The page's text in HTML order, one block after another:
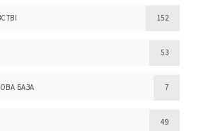
152
53
БАЗА 7
49